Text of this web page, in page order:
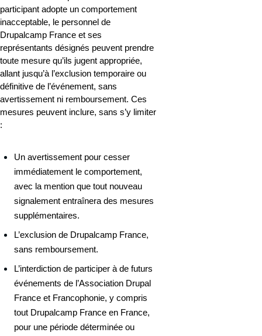
participant adopte un comportement
inacceptable, le personnel de
Drupalcamp France et ses
représentants désignés peuvent prendre
toute mesure qu’ils jugent appropriée,
allant jusqu’à l’exclusion temporaire ou
définitive de l’événement, sans
avertissement ni remboursement. Ces
mesures peuvent inclure, sans s’y limiter
:
Un avertissement pour cesser
immédiatement le comportement,
avec la mention que tout nouveau
signalement entraînera des mesures
supplémentaires.
L’exclusion de Drupalcamp France,
sans remboursement.
L’interdiction de participer à de futurs
événements de l’Association Drupal
France et Francophonie, y compris
tout Drupalcamp France en France,
pour une période déterminée ou